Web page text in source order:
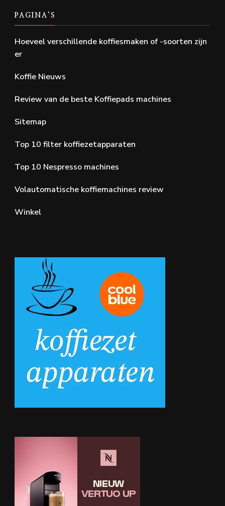
PAGINA’S
Hoeveel verschillende koffiesmaken of -soorten zijn
er
Koffie Nieuws
Review van de beste Koffiepads machines
Sitemap
Top 10 filter koffiezetapparaten
Top 10 Nespresso machines
Volautomatische koffiemachines review
Winkel